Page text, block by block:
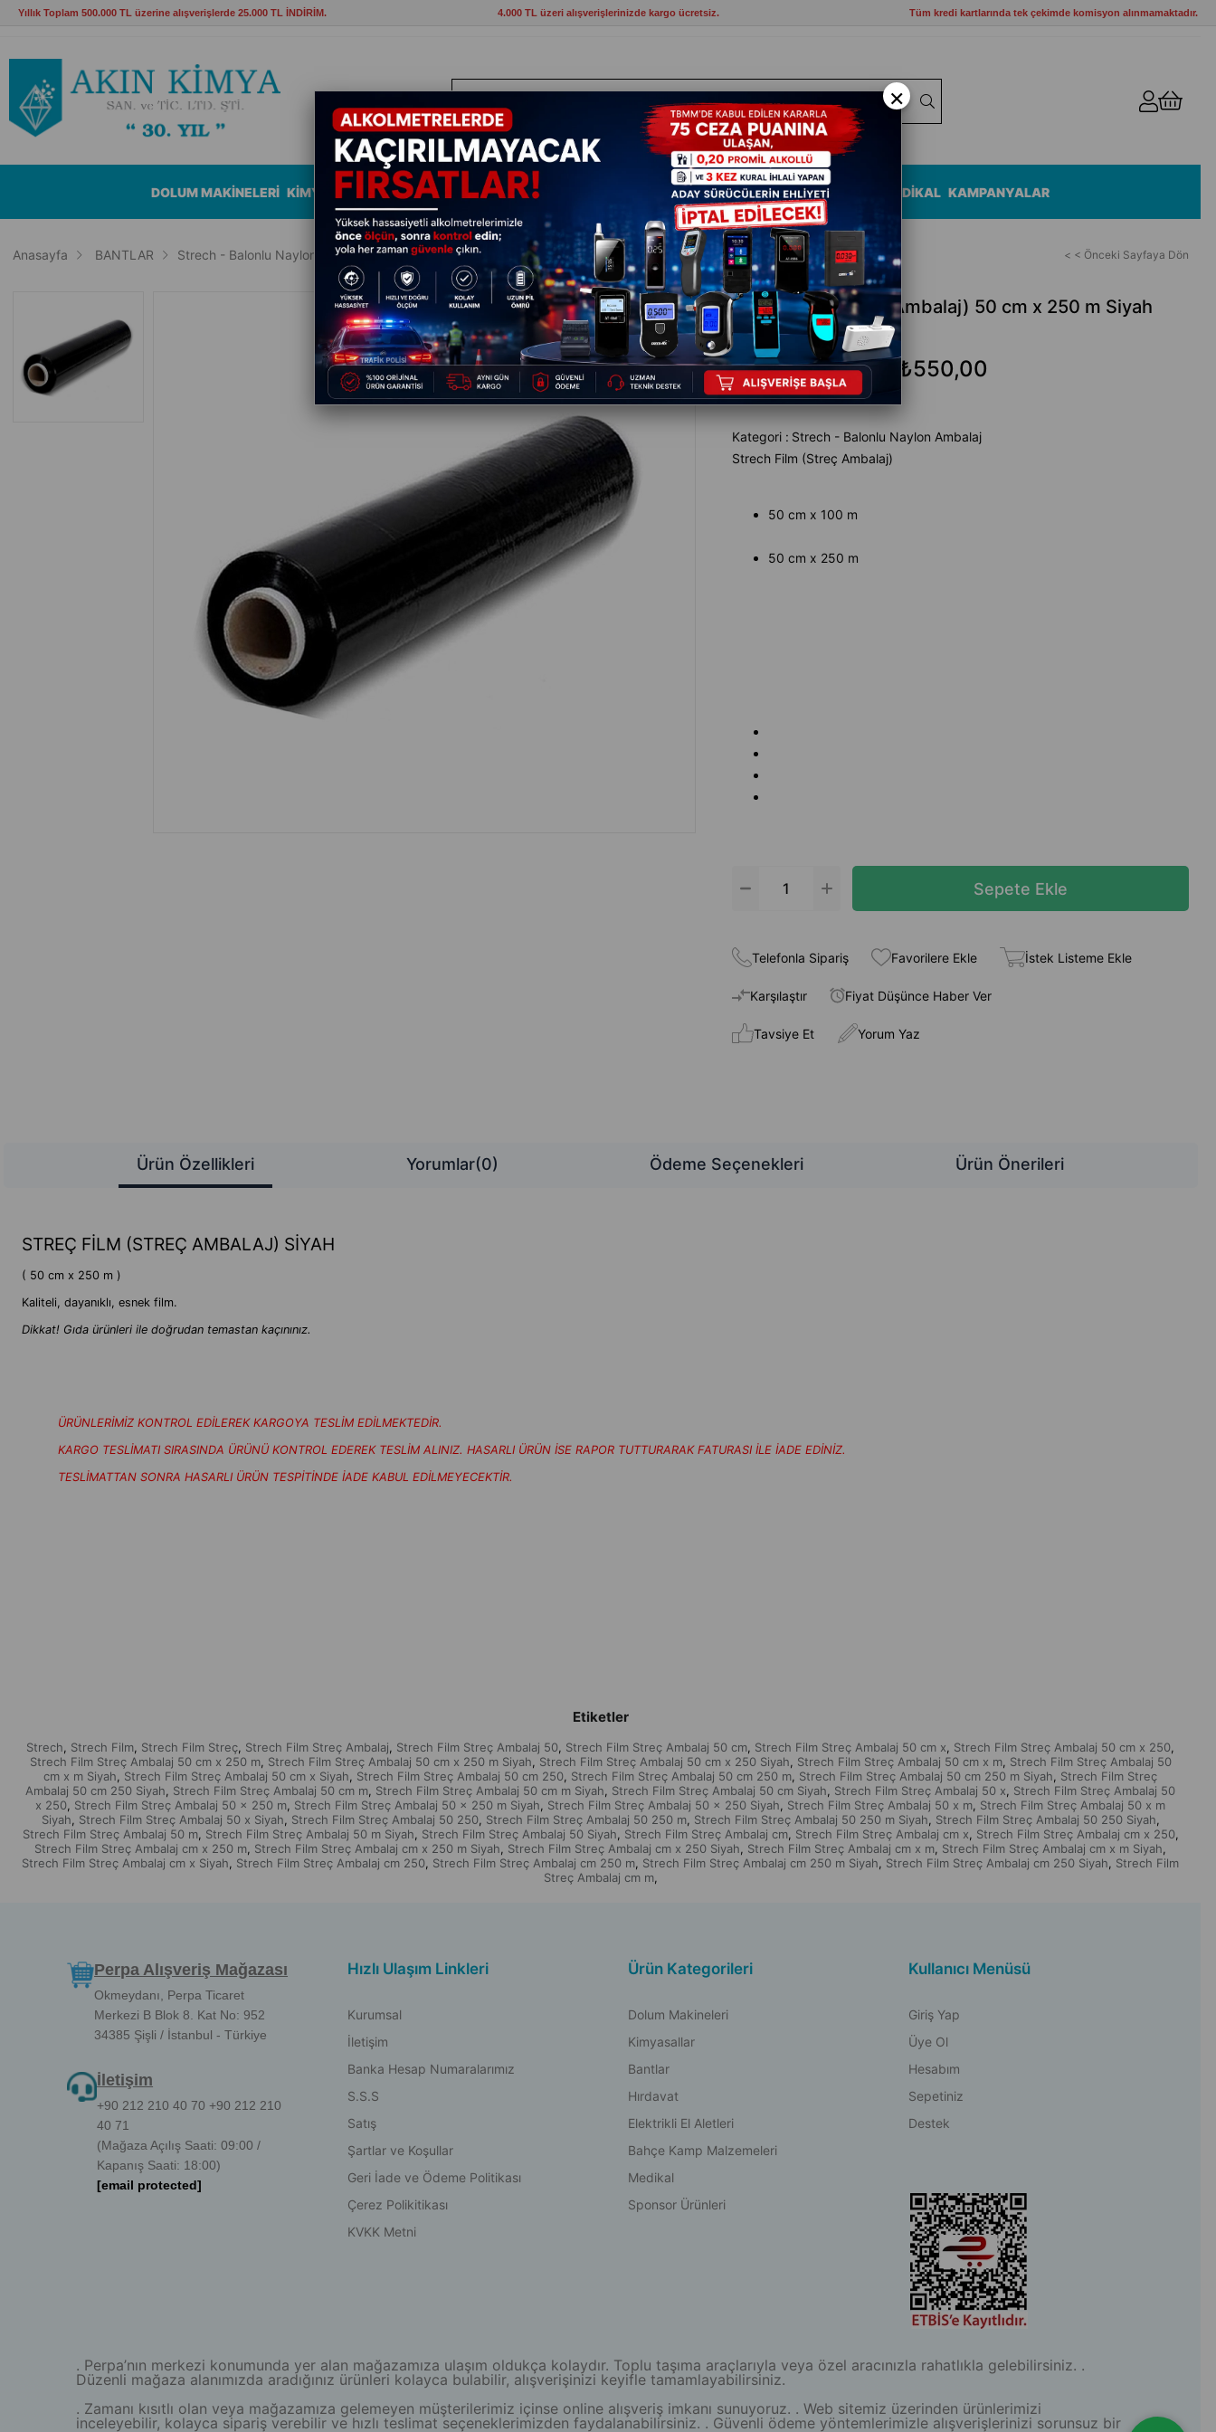
Yıllık Toplam 500.000 TL üzerine alışverişlerde 25.000 TL İNDİRİM. 4.000 TL üzeri alışverişlerinizde kargo ücretsiz. Tüm kredi kartlarında tek çekimde komisyon alınmamaktadır.
DOLUM MAKİNELERİ KİMYASALLAR BANTLAR HIRDAVAT ELEKTRİKLİ ALETLER BAHÇE VE KAMP MALZEMELERİ MEDİKAL KAMPANYALAR
Anasayfa BANTLAR Strech - Balonlu Naylon Ambalaj Strech Film (Streç Ambalaj) 50 cm x 250 m Siyah < < Önceki Sayfaya Dön
Strech Film (Streç Ambalaj) 50 cm x 250 m Siyah
27 ₺750,00 ₺550,00
Kategori : Strech - Balonlu Naylon Ambalaj
Strech Film (Streç Ambalaj)
50 cm x 100 m
50 cm x 250 m
Telefonla Sipariş Favorilere Ekle İstek Listeme Ekle
Karşılaştır Fiyat Düşünce Haber Ver
Tavsiye Et Yorum Yaz
Ürün Özellikleri Yorumlar(0) Ödeme Seçenekleri Ürün Önerileri
STREÇ FİLM (STREÇ AMBALAJ) SİYAH
( 50 cm x 250 m )
Kaliteli, dayanıklı, esnek film.
Dikkat! Gıda ürünleri ile doğrudan temastan kaçınınız.
ÜRÜNLERİMİZ KONTROL EDİLEREK KARGOYA TESLİM EDİLMEKTEDİR.
KARGO TESLİMATI SIRASINDA ÜRÜNÜ KONTROL EDEREK TESLİM ALINIZ. HASARLI ÜRÜN İSE RAPOR TUTTURARAK FATURASI İLE İADE EDİNİZ.
TESLİMATTAN SONRA HASARLI ÜRÜN TESPİTİNDE İADE KABUL EDİLMEYECEKTİR.
Etiketler
Strech, Strech Film, Strech Film Streç, Strech Film Streç Ambalaj, Strech Film Streç Ambalaj 50, Strech Film Streç Ambalaj 50 cm, Strech Film Streç Ambalaj 50 cm x, Strech Film Streç Ambalaj 50 cm x 250,
Strech Film Streç Ambalaj 50 cm x 250 m, Strech Film Streç Ambalaj 50 cm x 250 m Siyah, Strech Film Streç Ambalaj 50 cm x 250 Siyah, Strech Film Streç Ambalaj 50 cm x m, Strech Film Streç Ambalaj 50
cm x m Siyah, Strech Film Streç Ambalaj 50 cm x Siyah, Strech Film Streç Ambalaj 50 cm 250, Strech Film Streç Ambalaj 50 cm 250 m, Strech Film Streç Ambalaj 50 cm 250 m Siyah, Strech Film Streç
Ambalaj 50 cm 250 Siyah, Strech Film Streç Ambalaj 50 cm m, Strech Film Streç Ambalaj 50 cm m Siyah, Strech Film Streç Ambalaj 50 cm Siyah, Strech Film Streç Ambalaj 50 x, Strech Film Streç Ambalaj 50
x 250, Strech Film Streç Ambalaj 50 x 250 m, Strech Film Streç Ambalaj 50 x 250 m Siyah, Strech Film Streç Ambalaj 50 x 250 Siyah, Strech Film Streç Ambalaj 50 x m, Strech Film Streç Ambalaj 50 x m
Siyah, Strech Film Streç Ambalaj 50 x Siyah, Strech Film Streç Ambalaj 50 250, Strech Film Streç Ambalaj 50 250 m, Strech Film Streç Ambalaj 50 250 m Siyah, Strech Film Streç Ambalaj 50 250 Siyah,
Strech Film Streç Ambalaj 50 m, Strech Film Streç Ambalaj 50 m Siyah, Strech Film Streç Ambalaj 50 Siyah, Strech Film Streç Ambalaj cm, Strech Film Streç Ambalaj cm x, Strech Film Streç Ambalaj cm x 250,
Strech Film Streç Ambalaj cm x 250 m, Strech Film Streç Ambalaj cm x 250 m Siyah, Strech Film Streç Ambalaj cm x 250 Siyah, Strech Film Streç Ambalaj cm x m, Strech Film Streç Ambalaj cm x m Siyah,
Strech Film Streç Ambalaj cm x Siyah, Strech Film Streç Ambalaj cm 250, Strech Film Streç Ambalaj cm 250 m, Strech Film Streç Ambalaj cm 250 m Siyah, Strech Film Streç Ambalaj cm 250 Siyah, Strech Film
Streç Ambalaj cm m,
Perpa Alışveriş Mağazası
Okmeydanı, Perpa Ticaret
Merkezi B Blok 8. Kat No: 952
34385 Şişli / İstanbul - Türkiye
İletişim
+90 212 210 40 70 +90 212 210
40 71
(Mağaza Açılış Saati: 09:00 /
Kapanış Saati: 18:00)
[email protected]
Hızlı Ulaşım Linkleri
Kurumsal
İletişim
Banka Hesap Numaralarımız
S.S.S
Satış
Şartlar ve Koşullar
Geri İade ve Ödeme Politikası
Çerez Polikitikası
KVKK Metni
Ürün Kategorileri
Dolum Makineleri
Kimyasallar
Bantlar
Hırdavat
Elektrikli El Aletleri
Bahçe Kamp Malzemeleri
Medikal
Sponsor Ürünleri
Kullanıcı Menüsü
Giriş Yap
Üye Ol
Hesabım
Sepetiniz
Destek
. Perpa’nın merkezi konumunda yer alan mağazamıza ulaşım oldukça kolaydır. Toplu taşıma araçlarıyla veya özel aracınızla rahatlıkla gelebilirsiniz. .
Düzenli mağaza alanımızda aradığınız ürünleri kolayca bulabilir, alışverişinizi keyifle tamamlayabilirsiniz.
. Zamanı kısıtlı olan veya mağazamıza gelemeyen müşterilerimiz içinse online alışveriş imkanı sunuyoruz. . Web sitemiz üzerinden ürünlerimizi
inceleyebilir, kolayca sipariş verebilir ve hızlı teslimat seçeneklerimizden faydalanabilirsiniz. . Güvenli ödeme yöntemlerimizle alışverişlerinizi sorunsuz bir
×